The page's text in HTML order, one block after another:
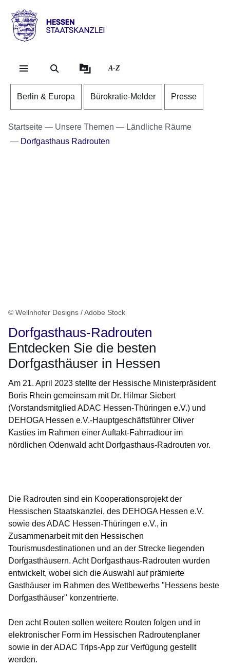
Hessen
Staatskanzlei
A-Z
Berlin & Europa Bürokratie-Melder Presse
Startseite Unsere Themen
Ländliche Räume
Dorfgasthaus Radrouten
© Wellnhofer Designs / Adobe Stock
Dorfgasthaus-Radrouten
Entdecken Sie die besten
Dorfgasthäuser in Hessen
Am 21. April 2023 stellte der Hessische Ministerpräsident
Boris Rhein gemeinsam mit Dr. Hilmar Siebert
(Vorstandsmitglied ADAC Hessen-Thüringen e.V.) und
DEHOGA Hessen e.V.-Hauptgeschäftsführer Oliver
Kasties im Rahmen einer Auftakt-Fahrradtour im
nördlichen Odenwald acht Dorfgasthaus-Radrouten vor.
Die Radrouten sind ein Kooperationsprojekt der
Hessischen Staatskanzlei, des DEHOGA Hessen e.V.
sowie des ADAC Hessen-Thüringen e.V., in
Zusammenarbeit mit den Hessischen
Tourismusdestinationen und an der Strecke liegenden
Dorfgasthäusern. Acht Dorfgasthaus-Radrouten wurden
entwickelt, wobei sich die Auswahl auf prämierte
Gasthäuser im Rahmen des Wettbewerbs "Hessens beste
Dorfgasthäuser" konzentrierte.
Den acht Routen sollen weitere Routen folgen und in
elektronischer Form im Hessischen Radroutenplaner
sowie in der ADAC Trips-App zur Verfügung gestellt
werden.